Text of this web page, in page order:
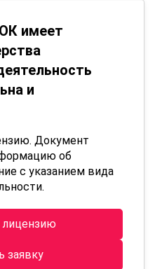
имеет
и
Документ
об
с указанием вида
лицензию
заявку